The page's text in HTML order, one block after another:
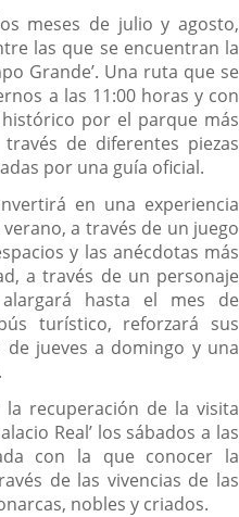
meses de julio y agosto,
las que se encuentran la
Grande’. Una ruta que se
a las 11:00 horas y con
por el parque más
de diferentes piezas
por una guía oficial.
en una experiencia
a través de un juego
y las anécdotas más
a través de un personaje
hasta el mes de
turístico, reforzará sus
jueves a domingo y una
recuperación de la visita
Real’ los sábados a las
con la que conocer la
de las vivencias de las
nobles y criados.